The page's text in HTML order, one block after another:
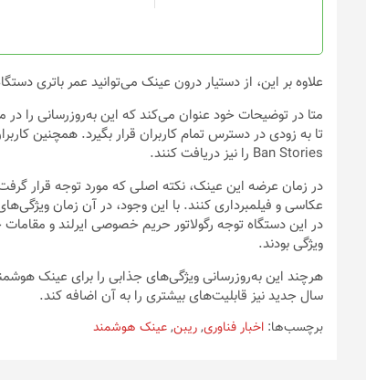
محصول
انتخاب
شوند
علاوه بر این، از دستیار درون عینک می‌توانید عمر باتری
Ban Stories را نیز دریافت کنند.
در زمان عرضه این عینک، نکته اصلی که مورد توجه قرار
عکاسی و فیلمبرداری کنند. با این وجود، در آن زمان
در این دستگاه توجه رگولاتور حریم خصوصی ایرلند و
ویژگی بودند.
هرچند این به‌روزرسانی ویژگی‌های جذابی را برای عینک
سال جدید نیز قابلیت‌های بیشتری را به آن اضافه کند.
برچسب‌ها: اخبار فناوری,ریبن,عینک هوشمند